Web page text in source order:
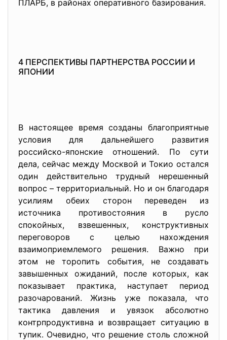
ПЛАРБ, в районах оперативного базирования.
4 ПЕРСПЕКТИВЫ ПАРТНЕРСТВА РОССИИ И
ЯПОНИИ
В настоящее время созданы благоприятные
условия для дальнейшего развития
российско-японские отношений. По сути
дела, сейчас между Москвой и Токио остался
один действительно трудный нерешенный
вопрос – территориальный. Но и он благодаря
усилиям обеих сторон переведен из
источника противостояния в русло
спокойных, взвешенных, конструктивных
переговоров с целью нахождения
взаимоприемлемого решения. Важно при
этом не торопить события, не создавать
завышенных ожиданий, после которых, как
показывает практика, наступает период
разочарований. Жизнь уже показала, что
тактика давления и увязок абсолютно
контрпродуктивна и возвращает ситуацию в
тупик. Очевидно, что решение столь сложной